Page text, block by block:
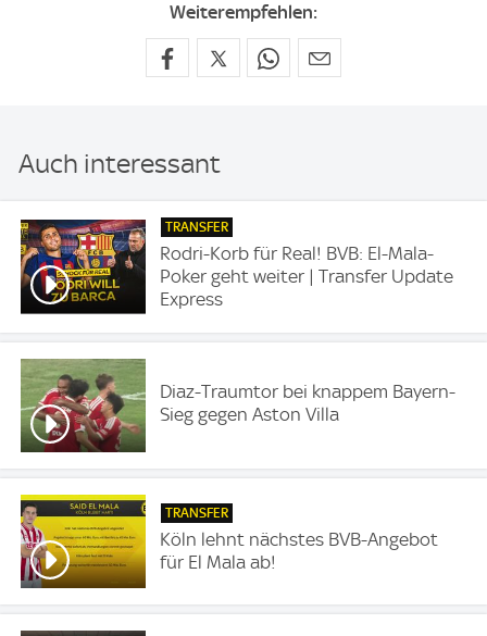
Weiterempfehlen:
Auch interessant
TRANSFER
Rodri-Korb für Real! BVB: El-Mala-
Poker geht weiter | Transfer Update
Express
Diaz-Traumtor bei knappem Bayern-
Sieg gegen Aston Villa
TRANSFER
Köln lehnt nächstes BVB-Angebot
für El Mala ab!